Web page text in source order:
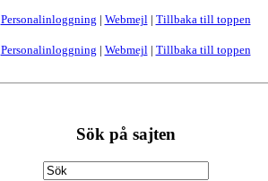
Personalinloggning | Webmejl| Tillbaka till toppen
Personalinloggning | Webmejl| Tillbaka till toppen
Sök på sajten